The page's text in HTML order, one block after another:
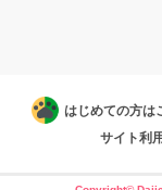
はじめての方は
サイト利